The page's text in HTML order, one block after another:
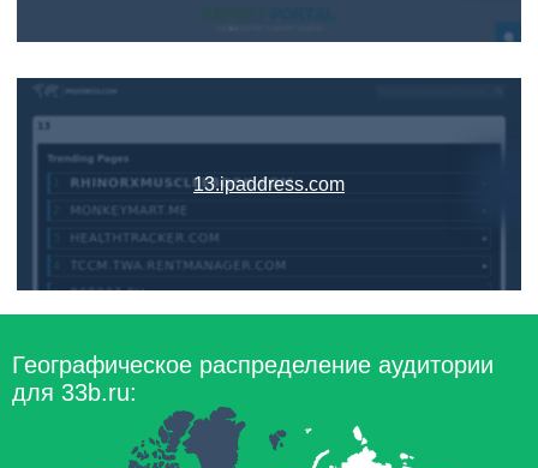
13.ipaddress.com
Географическое распределение аудитории
для 33b.ru: